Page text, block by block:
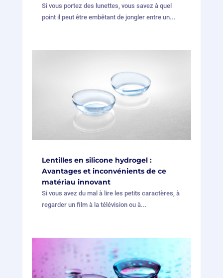
Si vous portez des lunettes, vous savez à quel
point il peut être embêtant de jongler entre un...
Lentilles en silicone hydrogel :
Avantages et inconvénients de ce
matériau innovant
Si vous avez du mal à lire les petits caractères, à
regarder un film à la télévision ou à...